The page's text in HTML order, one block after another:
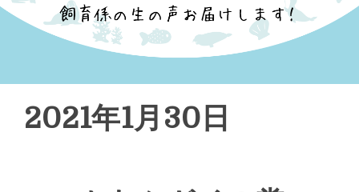
2021年1月30日